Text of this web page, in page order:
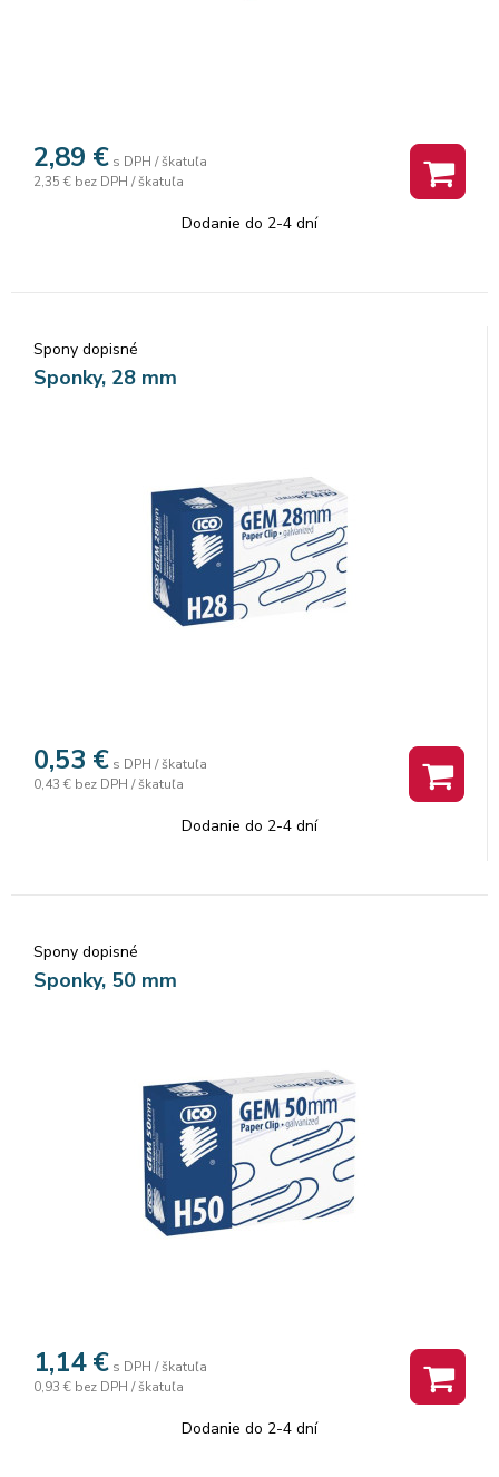
2,89 € s DPH / škatuľa
2,35 € bez DPH / škatuľa
Dodanie do 2-4 dní
Spony dopisné
Sponky, 28 mm
0,53 € s DPH / škatuľa
0,43 € bez DPH / škatuľa
Dodanie do 2-4 dní
Spony dopisné
Sponky, 50 mm
1,14 € s DPH / škatuľa
0,93 € bez DPH / škatuľa
Dodanie do 2-4 dní